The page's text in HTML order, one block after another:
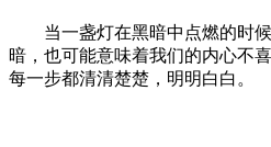
当一盏灯在黑暗中点燃的时候
暗，也可能意味着我们的内心不
每一步都清清楚楚，明明白白。